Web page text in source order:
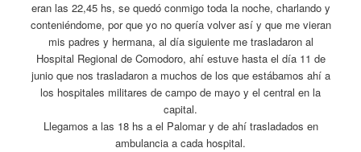
eran las 22,45 hs, se quedó conmigo toda la noche, charlando y
conteniéndome, por que yo no quería volver así y que me vieran
mis padres y hermana, al día siguiente me trasladaron al
Hospital Regional de Comodoro, ahí estuve hasta el día 11 de
junio que nos trasladaron a muchos de los que estábamos ahí a
los hospitales militares de campo de mayo y el central en la
capital.
Llegamos a las 18 hs a el Palomar y de ahí trasladados en
ambulancia a cada hospital.